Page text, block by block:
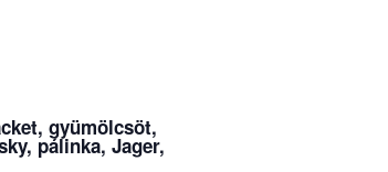
gyümölcsöt,
pálinka, Jager,